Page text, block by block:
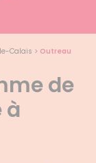
Calais > Outreau
de
à